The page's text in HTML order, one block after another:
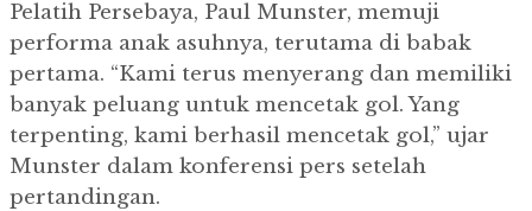
Pelatih Persebaya, Paul Munster, memuji
performa anak asuhnya, terutama di babak
pertama. “Kami terus menyerang dan memiliki
banyak peluang untuk mencetak gol. Yang
terpenting, kami berhasil mencetak gol,” ujar
Munster dalam konferensi pers setelah
pertandingan.